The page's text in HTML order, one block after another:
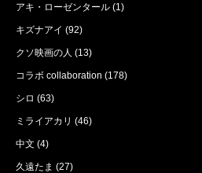
アキ・ローゼンタール (1)
キズナアイ (92)
クソ映画の人 (13)
コラボ collaboration (178)
シロ (63)
ミライアカリ (46)
中文 (4)
久遠たま (27)